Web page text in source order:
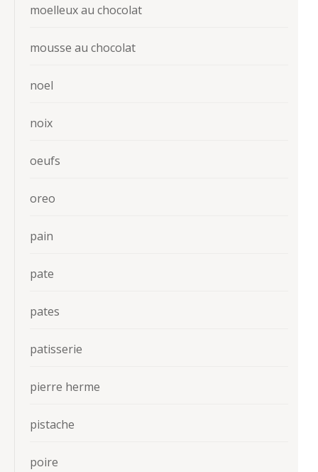
moelleux au chocolat
mousse au chocolat
noel
noix
oeufs
oreo
pain
pate
pates
patisserie
pierre herme
pistache
poire